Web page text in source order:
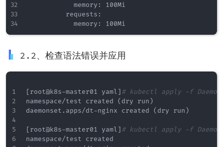
            memory: 100Mi
          requests:
2.2、检查语法错误并应用
[root@k8s-master01 yaml] # kubectl apply -f
namespace/test created ( dry run )
daemonset.apps/dt-nginx created ( dry run )
[root@k8s-master01 yaml] # kubectl apply -f
namespace/test created